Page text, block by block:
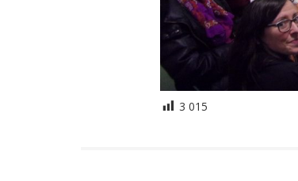
3 015